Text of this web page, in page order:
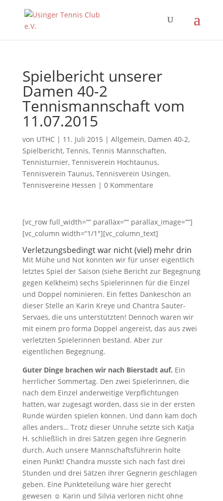
Spielbericht unserer
Damen 40-2
Tennismannschaft vom
11.07.2015
von UTHC| 11. Juli 2015 | Allgemein, Damen 40-2,
Spielbericht, Tennis, Tennis Mannschaften,
Tennisturnier, Tennisverein Hochtaunus,
Tennisverein Taunus, Tennisverein Usingen,
Tennisvereine Hessen | 0 Kommentare
[vc_row full_width=““ parallax=““ parallax_image=““]
[vc_column width=“1/1″][vc_column_text]
Verletzungsbedingt war nicht (viel) mehr drin
Mit Mühe und Not konnten wir für unser eigentlich
letztes Spiel der Saison (siehe Bericht zur Begegnung
gegen Kelkheim) sechs Spielerinnen für die Einzel
und Doppel nominieren. Ein fettes Dankeschön an
dieser Stelle an Karin Kreye und Chantra Sauter-
Servaes, die uns unterstützten! Dennoch waren wir
mit einem pro forma Doppel angereist, das aus zwei
verletzten Spielerinnen bestand. Aber zur
eigentlichen Begegnung.
Guter Dinge brachen wir nach Bierstadt auf. Ein
herrlicher Sommertag. Den zwei Spielerinnen, die
nach dem Einzel anderweitige Verpflichtungen
hatten, war zugesagt worden, dass sie in der ersten
Runde würden spielen können. Und dann kam doch
alles anders… Trotz dieser Unruhe setzte sich Katja
H. schließlich in drei Sätzen gegen ihre Gegnerin
durch. Auch unsere Mannschaftsführerin holte
einen Punkt! Chandra musste sich nach fast drei
Stunden und drei Sätzen ihrer Gegnerin geschlagen
geben. Eine Punkteteilung wäre hier gerecht
gewesen ☺ Karin und Silvia verloren nicht ohne